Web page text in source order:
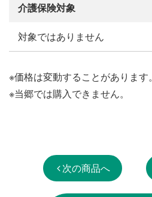
介護保険対象
対象ではありません
※価格は変動することがあります。
※当郷では購入できません。
次の商品へ